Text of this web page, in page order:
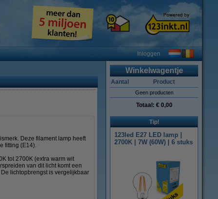
Inloggen
Deze filament lamp heeft
fitting (E14).
tot 2700K (extra warm wit
van dit licht komt een
lichtopbrengst is vergelijkbaar
Winkelwagentje
Aantal Product
Geen producten
Totaal: € 0,00
Tip!
123led E27 LED lamp |
2700K | 7W (60W) | 6 stuks